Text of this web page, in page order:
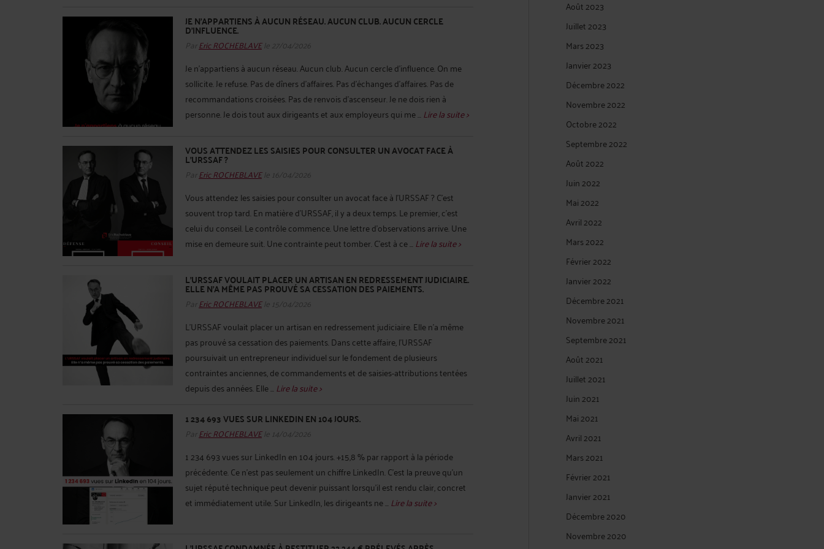
JE N'APPARTIENS À AUCUN RÉSEAU. AUCUN CLUB. AUCUN CERCLE
D'INFLUENCE.
Par Eric ROCHEBLAVEle 27/04/2026
Je n'appartiens à aucun réseau. Aucun club. Aucun cercle d'influence. On me
sollicite. Je refuse. Pas de dîners d'affaires. Pas d'échanges d'affaires. Pas de
recommandations croisées. Pas de renvois d'ascenseur. Je ne dois rien à
personne. Je dois tout aux dirigeants et aux employeurs qui me ...Lire la suite >
VOUS ATTENDEZ LES SAISIES POUR CONSULTER UN AVOCAT FACE À
L’URSSAF ?
Par Eric ROCHEBLAVEle 16/04/2026
Vous attendez les saisies pour consulter un avocat face à l’URSSAF ? C’est
souvent trop tard. En matière d’URSSAF, il y a deux temps. Le premier, c’est
celui du conseil. Le contrôle commence. Une lettre d’observations arrive. Une
mise en demeure suit. Une contrainte peut tomber. C’est à ce ...Lire la suite >
L’URSSAF VOULAIT PLACER UN ARTISAN EN REDRESSEMENT JUDICIAIRE.
ELLE N’A MÊME PAS PROUVÉ SA CESSATION DES PAIEMENTS.
Par Eric ROCHEBLAVEle 15/04/2026
L’URSSAF voulait placer un artisan en redressement judiciaire. Elle n’a même
pas prouvé sa cessation des paiements. Dans cette affaire, l’URSSAF
poursuivait un entrepreneur individuel sur le fondement de plusieurs
contraintes anciennes, de commandements et de saisies-attributions tentées
depuis des années. Elle ...Lire la suite >
1 234 693 VUES SUR LINKEDIN EN 104 JOURS.
Par Eric ROCHEBLAVEle 14/04/2026
1 234 693 vues sur LinkedIn en 104 jours. +15,8 % par rapport à la période
précédente. Ce n’est pas seulement un chiffre LinkedIn. C’est la preuve qu’un
sujet réputé technique peut devenir puissant lorsqu’il est rendu clair, concret
et immédiatement utile. Sur LinkedIn, les dirigeants ne ...Lire la suite >
Août 2023
Juillet 2023
Mars 2023
Janvier 2023
Décembre 2022
Novembre 2022
Octobre 2022
Septembre 2022
Août 2022
Juin 2022
Mai 2022
Avril 2022
Mars 2022
Février 2022
Janvier 2022
Décembre 2021
Novembre 2021
Septembre 2021
Août 2021
Juillet 2021
Juin 2021
Mai 2021
Avril 2021
Mars 2021
Février 2021
Janvier 2021
Décembre 2020
Novembre 2020